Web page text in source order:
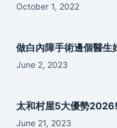
October 1, 2022
做白內障手術邊個醫生
June 2, 2023
太和村屋5大優勢2026!
June 21, 2023